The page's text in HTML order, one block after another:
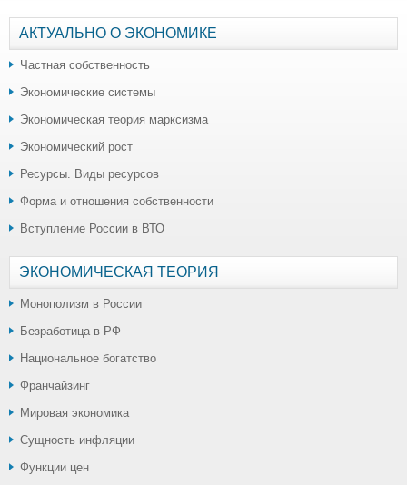
АКТУАЛЬНО О ЭКОНОМИКЕ
Частная собственность
Экономические системы
Экономическая теория марксизма
Экономический рост
Ресурсы. Виды ресурсов
Форма и отношения собственности
Вступление России в ВТО
ЭКОНОМИЧЕСКАЯ ТЕОРИЯ
Монополизм в России
Безработица в РФ
Национальное богатство
Франчайзинг
Мировая экономика
Сущность инфляции
Функции цен